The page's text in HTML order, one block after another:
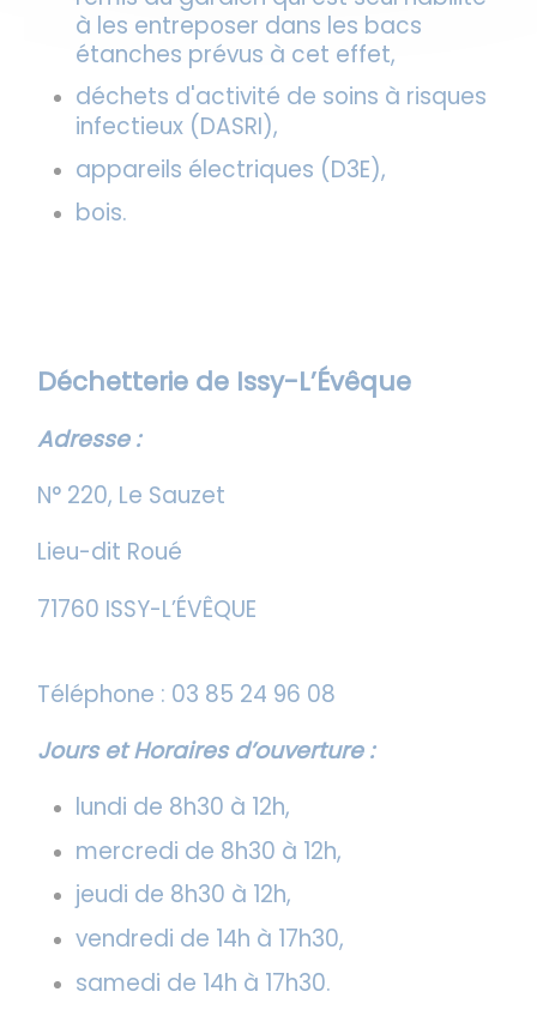
à les entreposer dans les bacs
étanches prévus à cet effet,
déchets d'activité de soins à risques
infectieux (DASRI),
appareils électriques (D3E),
bois.
Déchetterie de Issy-L’Évêque
Adresse :
N° 220, Le Sauzet
Lieu-dit Roué
71760 ISSY-L’ÉVÊQUE
Téléphone : 03 85 24 96 08
Jours et Horaires d’ouverture :
lundi de 8h30 à 12h,
mercredi de 8h30 à 12h,
jeudi de 8h30 à 12h,
vendredi de 14h à 17h30,
samedi de 14h à 17h30.